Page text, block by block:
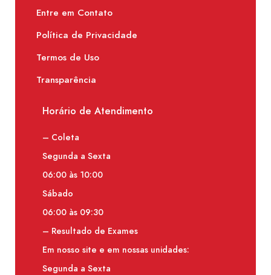
Entre em Contato
Política de Privacidade
Termos de Uso
Transparência
Horário de Atendimento
– Coleta
Segunda a Sexta
06:00 às 10:00
Sábado
06:00 às 09:30
– Resultado de Exames
Em nosso site e em nossas unidades:
Segunda a Sexta